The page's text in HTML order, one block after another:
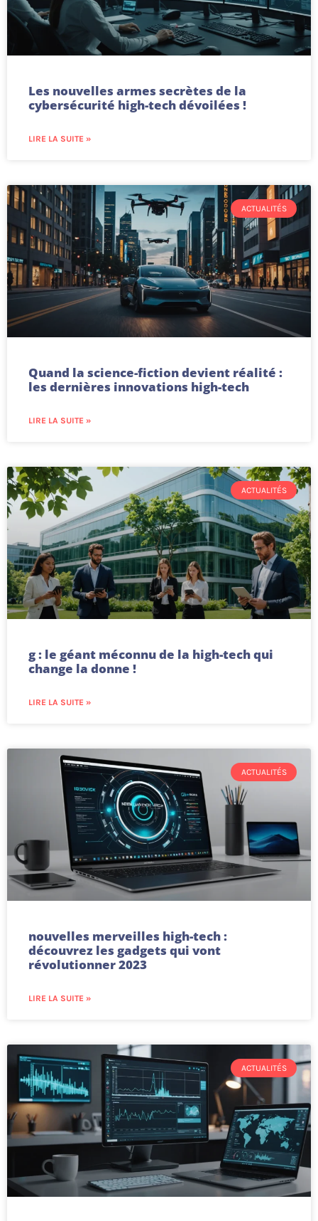
Les nouvelles armes secrètes de la
cybersécurité high-tech dévoilées !
LIRE LA SUITE »
ACTUALITÉS
Quand la science-fiction devient réalité :
les dernières innovations high-tech
LIRE LA SUITE »
ACTUALITÉS
g : le géant méconnu de la high-tech qui
change la donne !
LIRE LA SUITE »
ACTUALITÉS
nouvelles merveilles high-tech :
découvrez les gadgets qui vont
révolutionner 2023
LIRE LA SUITE »
ACTUALITÉS